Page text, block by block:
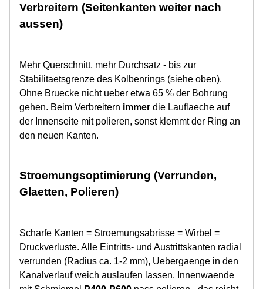
Verbreitern (Seitenkanten weiter nach
aussen)
Mehr Querschnitt, mehr Durchsatz - bis zur
Stabilitaetsgrenze des Kolbenrings (siehe oben).
Ohne Bruecke nicht ueber etwa 65 % der Bohrung
gehen. Beim Verbreitern immer die Lauflaeche auf
der Innenseite mit polieren, sonst klemmt der Ring an
den neuen Kanten.
Stroemungsoptimierung (Verrunden,
Glaetten, Polieren)
Scharfe Kanten = Stroemungsabrisse = Wirbel =
Druckverluste. Alle Eintritts- und Austrittskanten radial
verrunden (Radius ca. 1-2 mm), Uebergaenge in den
Kanalverlauf weich auslaufen lassen. Innenwaende